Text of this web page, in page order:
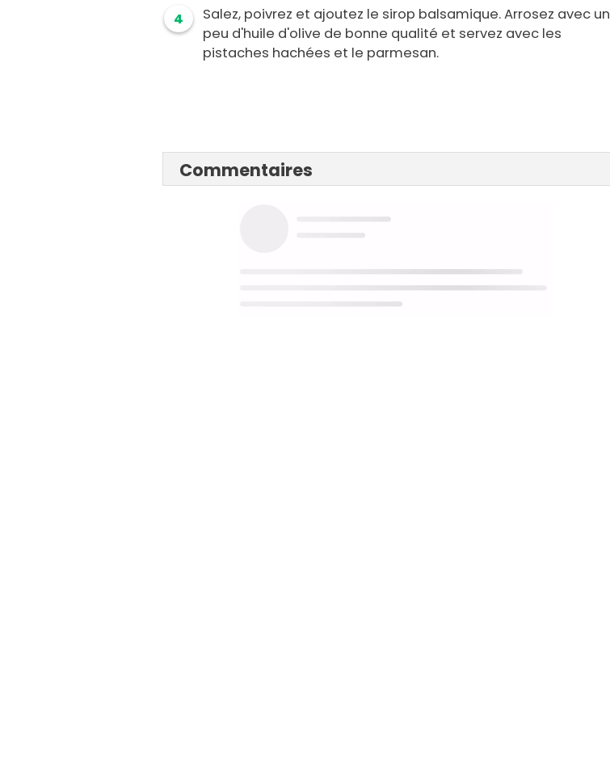
4
Salez, poivrez et ajoutez le sirop balsamique. Arrosez avec un
peu d'huile d'olive de bonne qualité et servez avec les
pistaches hachées et le parmesan.
Commentaires